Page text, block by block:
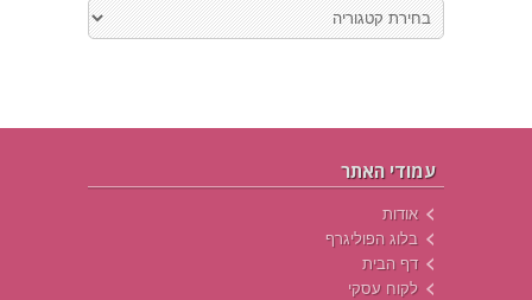
עמודי האתר
אודות
בלוג הפוליגרף
דף הבית
לקוח עסקי